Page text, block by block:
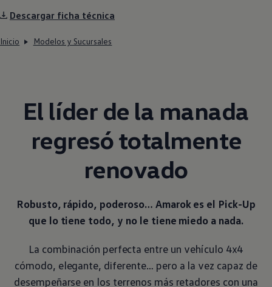
Descargar ficha técnica
Inicio Modelos y Sucursales
El líder de la manada
regresó totalmente
renovado
Robusto, rápido, poderoso… Amarokes el Pick-Up
que lo tiene todo, y no le tiene miedo a nada.
La combinación perfecta entre un vehículo 4x4
cómodo, elegante, diferente… pero a la vez capaz de
desempeñarse en los terrenos más retadores con una